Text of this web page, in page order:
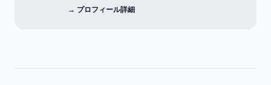
→ プロフィール詳細